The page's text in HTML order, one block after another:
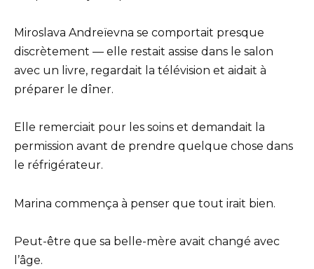
Miroslava Andreïevna se comportait presque
discrètement — elle restait assise dans le salon
avec un livre, regardait la télévision et aidait à
préparer le dîner.
Elle remerciait pour les soins et demandait la
permission avant de prendre quelque chose dans
le réfrigérateur.
Marina commença à penser que tout irait bien.
Peut-être que sa belle-mère avait changé avec
l’âge.